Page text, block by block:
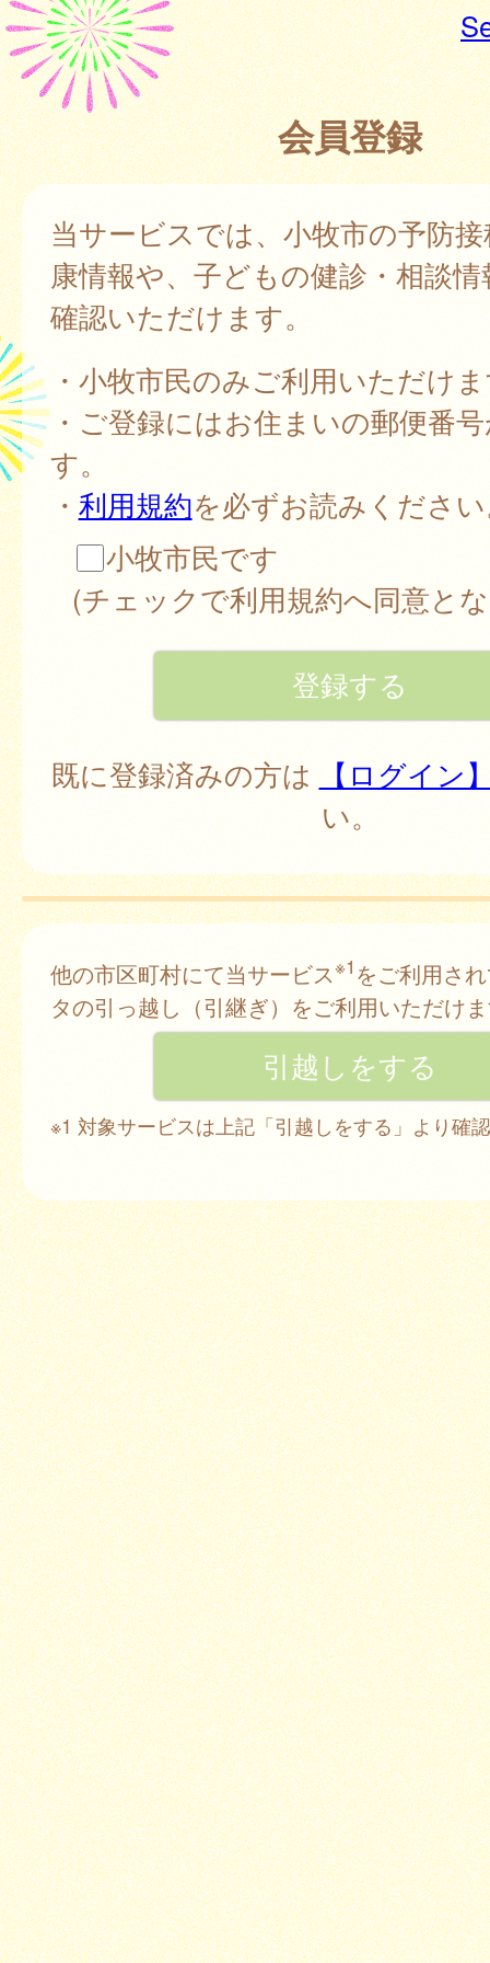
会員登録
当サービスでは、小牧市の予防
康情報や、子どもの健診・相談
確認いただけます。
・小牧市民のみご利用いただけ
・ご登録にはお住まいの郵便番
す。
・ 利用規約を必ずお読みくださ
小牧市民です
(チェックで利用規約へ同意と
既に登録済みの方は
【ログイン
い。
他の市区町村にて当サービス※1 をご利用さ
タの引っ越し（引継ぎ）をご利用いただけ
※1 対象サービスは上記「引越しをする」より確